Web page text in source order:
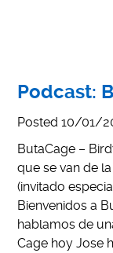
Podcast:
Posted10/01/
ButaCage –
que se van de
(invitado
Bienvenidos a
hablamos de
Cage hoy Jose